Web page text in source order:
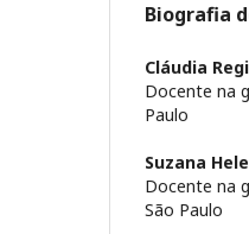
Biografia
Cláudia
Docente na
Paulo
Suzana
Docente na
São Paulo